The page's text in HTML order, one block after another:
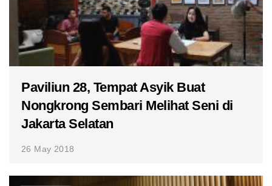
Paviliun 28, Tempat Asyik Buat
Nongkrong Sembari Melihat Seni di
Jakarta Selatan
26 May 2018